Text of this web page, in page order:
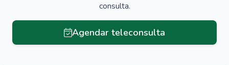
consulta.
Agendar teleconsulta